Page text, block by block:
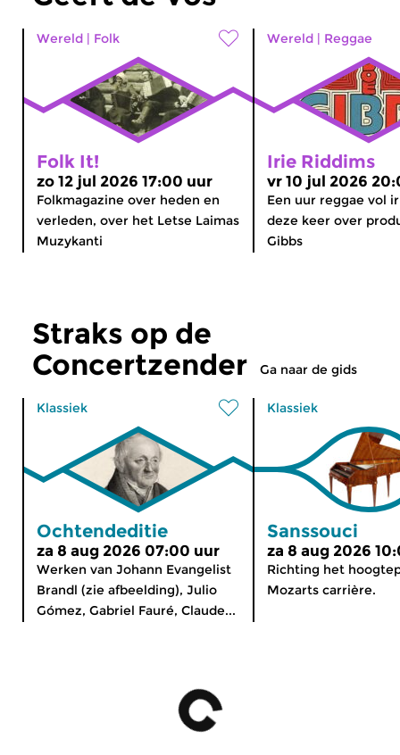
Wereld | Folk
Folk It!
zo 12 jul 2026 17:00 uur
Folkmagazine over heden en
verleden, over het Letse Laimas
Muzykanti
Wereld | Reggae
Irie Riddims
vr 10 jul 2026
Een uur reggae vol
deze keer over
Gibbs
Straks op de
Concertzender
Ga naar de gids
Klassiek
Ochtendeditie
za 8 aug 2026 07:00 uur
Werken van Johann Evangelist
Brandl (zie afbeelding), Julio
Gómez, Gabriel Fauré, Claude...
Klassiek
Sanssouci
za 8 aug 2026
Richting het
Mozarts carrière.